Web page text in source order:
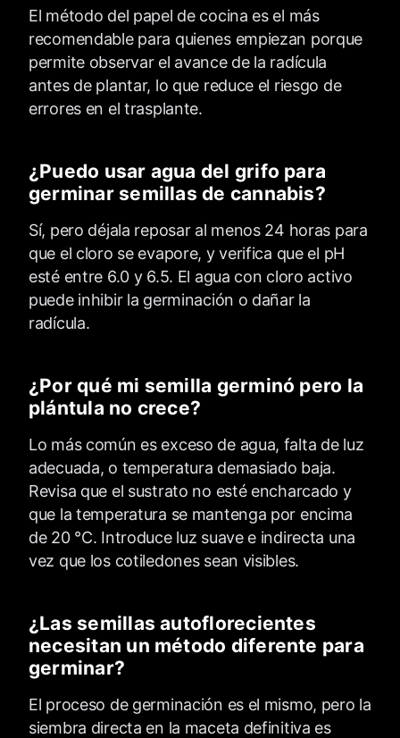
El método del papel de cocina es el más
recomendable para quienes empiezan porque
permite observar el avance de la radícula
antes de plantar, lo que reduce el riesgo de
errores en el trasplante.
¿Puedo usar agua del grifo para
germinar semillas de cannabis?
Sí, pero déjala reposar al menos 24 horas para
que el cloro se evapore, y verifica que el pH
esté entre 6.0 y 6.5. El agua con cloro activo
puede inhibir la germinación o dañar la
radícula.
¿Por qué mi semilla germinó pero la
plántula no crece?
Lo más común es exceso de agua, falta de luz
adecuada, o temperatura demasiado baja.
Revisa que el sustrato no esté encharcado y
que la temperatura se mantenga por encima
de 20 °C. Introduce luz suave e indirecta una
vez que los cotiledones sean visibles.
¿Las semillas autoflorecientes
necesitan un método diferente para
germinar?
El proceso de germinación es el mismo, pero la
siembra directa en la maceta definitiva es